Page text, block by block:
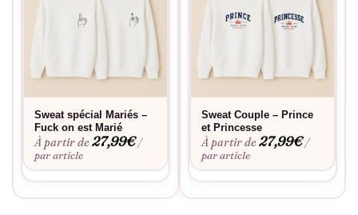
Sweat spécial Mariés –
Fuck on est Marié
À partir de27,99€ /
par article
Sweat Couple – Prince
et Princesse
À partir de27,99€ /
par article